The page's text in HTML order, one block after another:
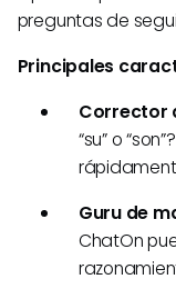
preguntas de
Principales
Corrector
“su” o
Guru de
ChatOn